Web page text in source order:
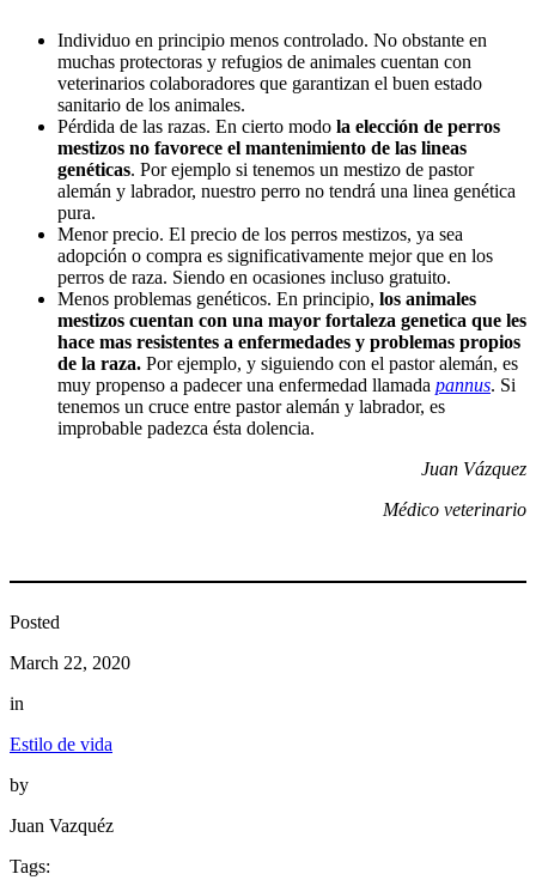
Individuo en principio menos controlado. No obstante en
muchas protectoras y refugios de animales cuentan con
veterinarios colaboradores que garantizan el buen estado
sanitario de los animales.
Pérdida de las razas. En cierto modo la elección de perros
mestizos no favorece el mantenimiento de las lineas
genéticas. Por ejemplo si tenemos un mestizo de pastor
alemán y labrador, nuestro perro no tendrá una linea genética
pura.
Menor precio. El precio de los perros mestizos, ya sea
adopción o compra es significativamente mejor que en los
perros de raza. Siendo en ocasiones incluso gratuito.
Menos problemas genéticos. En principio, los animales
mestizos cuentan con una mayor fortaleza genetica que les
hace mas resistentes a enfermedades y problemas propios
de la raza. Por ejemplo, y siguiendo con el pastor alemán, es
muy propenso a padecer una enfermedad llamada pannus. Si
tenemos un cruce entre pastor alemán y labrador, es
improbable padezca ésta dolencia.
Juan Vázquez
Médico veterinario
Posted
March 22, 2020
in
Estilo de vida
by
Juan Vazquéz
Tags: